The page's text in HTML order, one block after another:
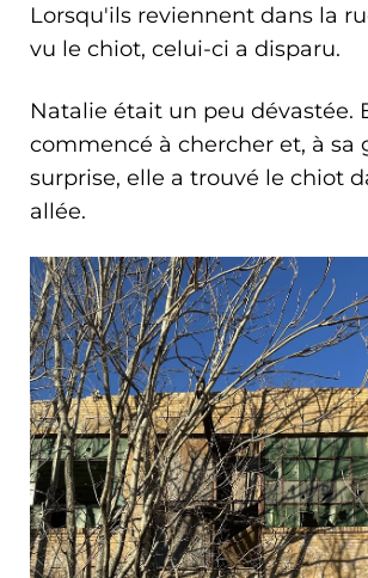
Lorsqu'ils reviennent dans la
vu le chiot, celui-ci a disparu.
Natalie était un peu dévastée.
commencé à chercher et, à sa
surprise, elle a trouvé le chiot
allée.